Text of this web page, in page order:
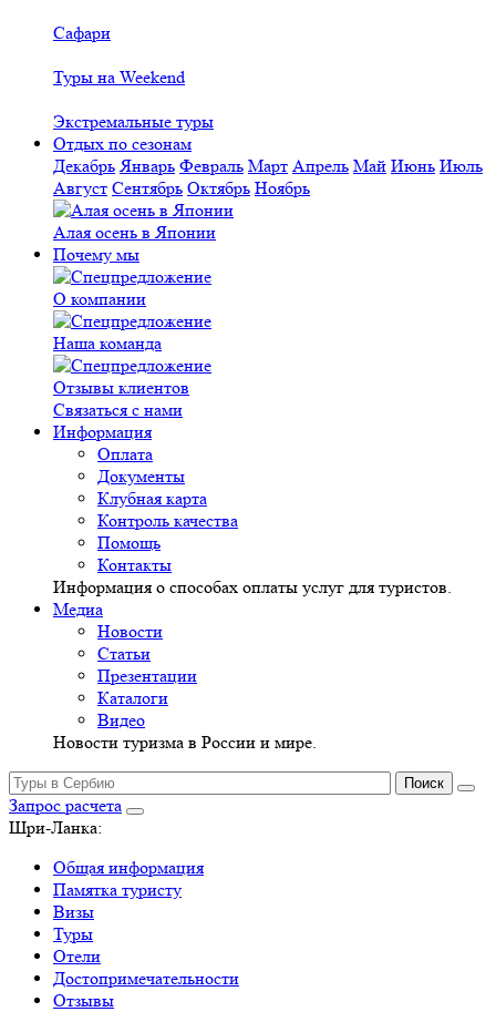
Сафари
Туры на Weekend
Экстремальные туры
Отдых по сезонам
Декабрь Январь Февраль Март Апрель Май Июнь Июль
Август Сентябрь Октябрь Ноябрь
Алая осень в Японии
Почему мы
О компании
Наша команда
Отзывы клиентов
Связаться с нами
Информация
Оплата
Документы
Клубная карта
Контроль качества
Помощь
Контакты
Информация о способах оплаты услуг для туристов.
Медиа
Новости
Статьи
Презентации
Каталоги
Видео
Новости туризма в России и мире.
Запрос расчета
Шри-Ланка:
Общая информация
Памятка туристу
Визы
Туры
Отели
Достопримечательности
Отзывы